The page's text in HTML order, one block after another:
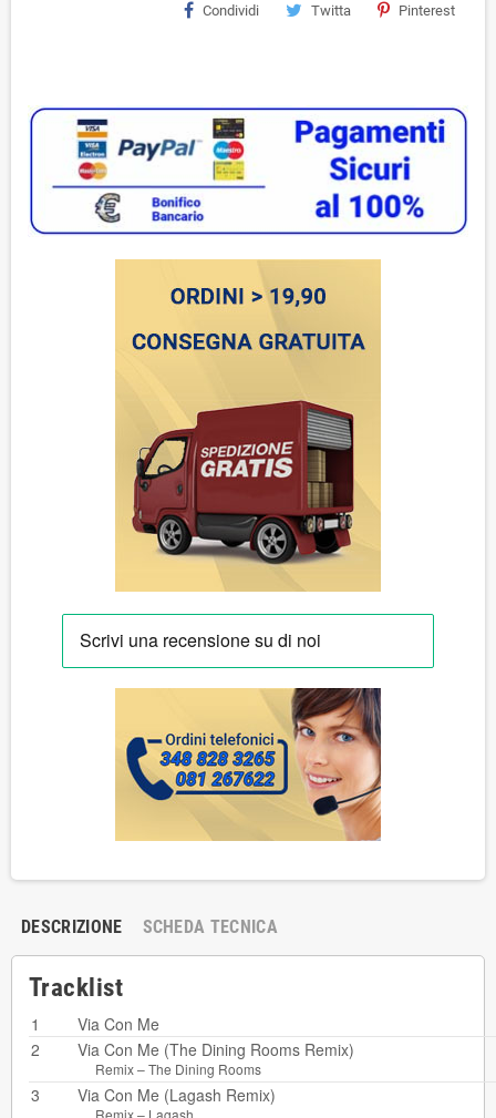
Condividi Twitta Pinterest
DESCRIZIONE SCHEDA TECNICA
Tracklist
1
Via Con Me
2
Via Con Me (The Dining Rooms Remix)
Remix –The Dining Rooms
3 Via Con Me (Lagash Remix)